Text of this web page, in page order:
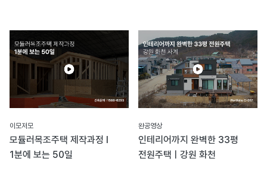
이모저모
모듈러목조주택 제작과정 I
1분에 보는 50일
완공영상
인테리어까지 완벽한 33평
전원주택ㅣ강원 화천